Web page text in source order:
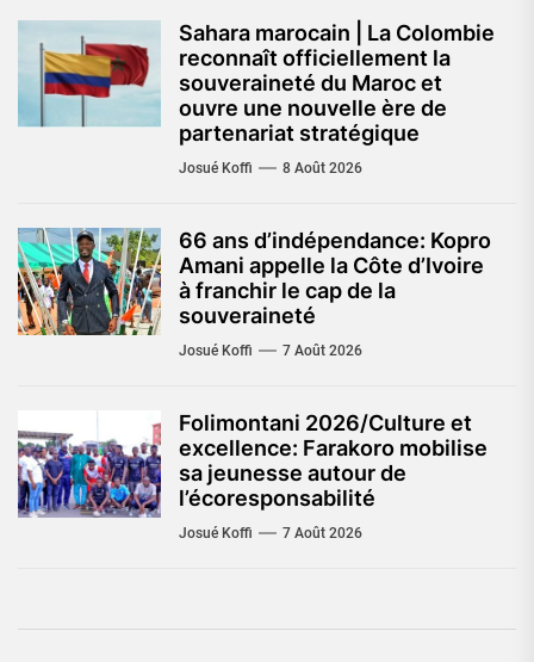
Sahara marocain | La Colombie
reconnaît officiellement la
souveraineté du Maroc et
ouvre une nouvelle ère de
partenariat stratégique
Josué Koffi 8 Août 2026
66 ans d’indépendance: Kopro
Amani appelle la Côte d’Ivoire
à franchir le cap de la
souveraineté
Josué Koffi 7 Août 2026
Folimontani 2026/Culture et
excellence: Farakoro mobilise
sa jeunesse autour de
l’écoresponsabilité
Josué Koffi 7 Août 2026